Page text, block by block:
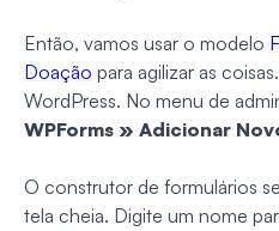
Então, vamos usar o modelo
Doação para agilizar as
WordPress. No menu de
WPForms » Adicionar
O construtor de formulários
tela cheia. Digite um nome